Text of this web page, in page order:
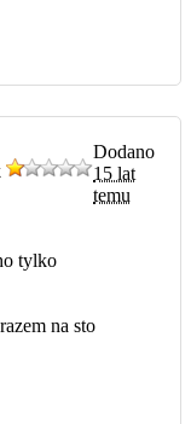
Dodano
15 lat
temu
tylko
na sto